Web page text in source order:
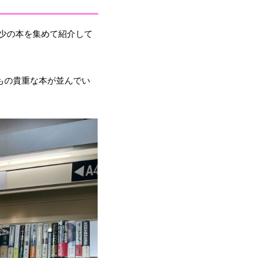
の本を集めて紹介して
の貴重な本が並んでい